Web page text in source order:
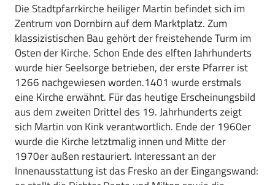
Die Stadtpfarrkirche heiliger Martin befindet sich im
Zentrum von Dornbirn auf dem Marktplatz. Zum
klassizistischen Bau gehört der freistehende Turm im
Osten der Kirche. Schon Ende des elften Jahrhunderts
wurde hier Seelsorge betrieben, der erste Pfarrer ist
1266 nachgewiesen worden.1401 wurde erstmals
eine Kirche erwähnt. Für das heutige Erscheinungsbild
aus dem zweiten Drittel des 19. Jahrhunderts zeigt
sich Martin von Kink verantwortlich. Ende der 1960er
wurde die Kirche letztmalig innen und Mitte der
1970er außen restauriert. Interessant an der
Innenausstattung ist das Fresko an der Eingangswand: